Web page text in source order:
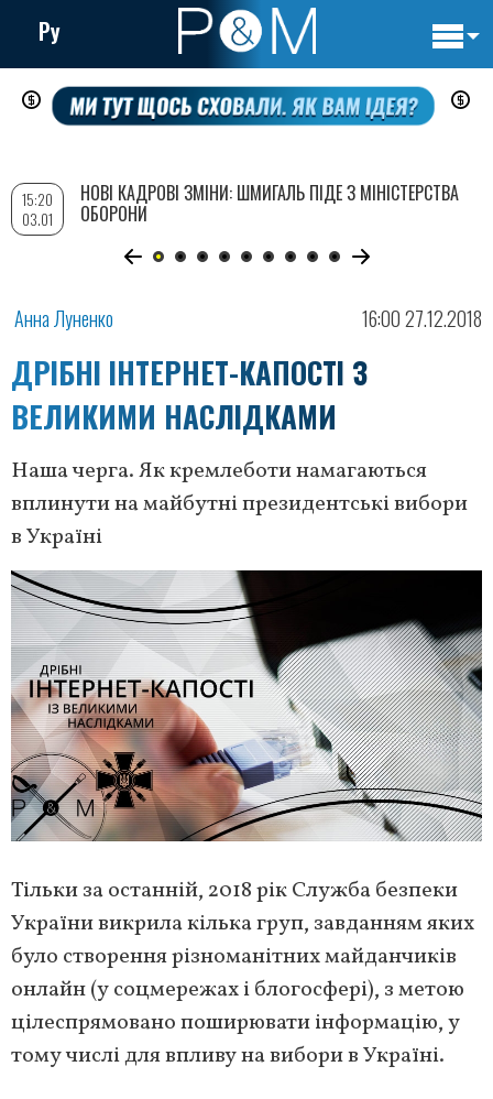
Перейти
до
вмісту
Ру
Анна Луненко 16:00 27.12.2018
ДРІБНІ ІНТЕРНЕТ-КАПОСТІ З
ВЕЛИКИМИ НАСЛІДКАМИ
Наша черга. Як кремлеботи намагаються
вплинути на майбутні президентські вибори
в Україні
Тільки за останній, 2018 рік Служба безпеки
України викрила кілька груп, завданням яких
було створення різноманітних майданчиків
онлайн (у соцмережах і блогосфері), з метою
цілеспрямовано поширювати інформацію, у
тому числі для впливу на вибори в Україні.
15:20
03.01
НОВІ КАДРОВІ ЗМІНИ: ШМИГАЛЬ ПІДЕ З МІНІСТЕРСТВА
ОБОРОНИ